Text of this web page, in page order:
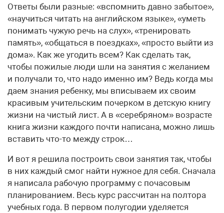
Ответы были разные: «вспомнить давно забытое»,
«научиться читать на английском языке», «уметь
понимать чужую речь на слух», «тренировать
память», «общаться в поездках», «просто выйти из
дома». Как же угодить всем? Как сделать так,
чтобы пожилые люди шли на занятия с желанием
и получали то, что надо именно им? Ведь когда мы
даем знания ребенку, мы вписываем их своим
красивым учительским почерком в детскую книгу
жизни на чистый лист. А в «серебряном» возрасте
книга жизни каждого почти написана, можно лишь
вставить что-то между строк…
И вот я решила построить свои занятия так, чтобы
в них каждый смог найти нужное для себя. Сначала
я написала рабочую программу с почасовым
планированием. Весь курс рассчитан на полтора
учебных года. В первом полугодии уделяется